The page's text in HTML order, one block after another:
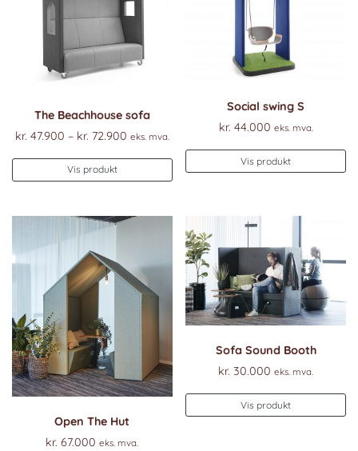
The Beachhouse sofa
kr. 47.900 – kr. 72.900Prisområde:
kr. 72.900
eks. mva.
Vis produkt
Dette
produktet
flere
varianter.
Alternativene
kan
velges
på
produktsiden
Social swing S
kr. 44.000 eks. mva.
Vis produkt
Open The Hut
kr. 67.000 eks. mva.
Sofa Sound Booth
kr. 30.000 eks. mva.
Vis produkt